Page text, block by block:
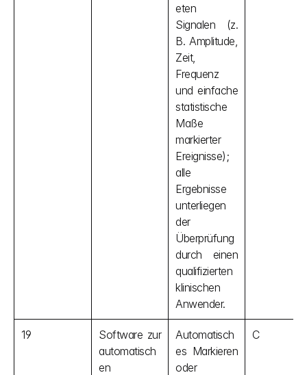
eten
Signalen (z.
B. Amplitude,
Zeit,
Frequenz
und einfache
statistische
Maße
markierter
Ereignisse);
alle
Ergebnisse
unterliegen
der
Überprüfung
durch einen
qualifizierten
klinischen
Anwender.
19
Software zur
automatisch
en
Automatisch
es Markieren
oder
C